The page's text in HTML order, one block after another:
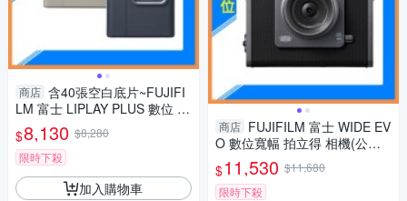
商店 含40張空白底片~FUJIFI
LM 富士 LIPLAY PLUS 數位 拍
立得 (LIPLAY+,公司貨)
$8,130 $8,280
限時下殺
加入購物車
商店 FUJIFILM 富士 WIDE EV
O 數位寬幅 拍立得 相機(公司
貨)
$11,530 $11,680
限時下殺